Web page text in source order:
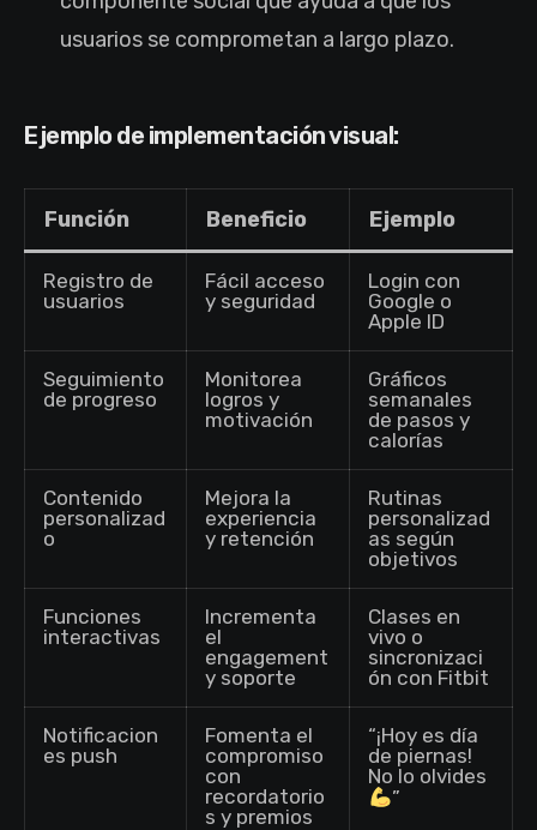
usuarios se comprometan a largo plazo.
Ejemplo de implementación visual:
Función Beneficio Ejemplo
Registro de
usuarios
Fácil acceso
y seguridad
Login con
Google o
Apple ID
Seguimiento
de progreso
Monitorea
logros y
motivación
Gráficos
semanales
de pasos y
calorías
Contenido
personalizad
o
Mejora la
experiencia
y retención
Rutinas
personalizad
as según
objetivos
Funciones
interactivas
Incrementa
el
engagement
y soporte
Clases en
vivo o
sincronizaci
ón con Fitbit
Notificacion
es push
Fomenta el
compromiso
con
recordatorio
s y premios
“¡Hoy es día
de piernas!
No lo olvides
”